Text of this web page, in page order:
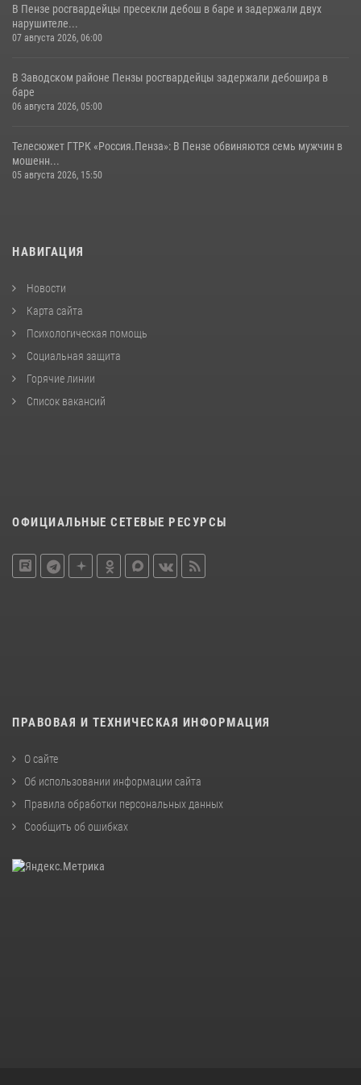
В Пензе росгвардейцы пресекли дебош в баре и задержали двух
нарушителе...
07 августа 2026, 06:00
В Заводском районе Пензы росгвардейцы задержали дебошира в
баре
06 августа 2026, 05:00
Телесюжет ГТРК «Россия.Пенза»: В Пензе обвиняются семь мужчин в
мошенн...
05 августа 2026, 15:50
НАВИГАЦИЯ
Новости
Карта сайта
Психологическая помощь
Социальная защита
Горячие линии
Список вакансий
ОФИЦИАЛЬНЫЕ СЕТЕВЫЕ РЕСУРСЫ
ПРАВОВАЯ И ТЕХНИЧЕСКАЯ ИНФОРМАЦИЯ
О сайте
Об использовании информации сайта
Правила обработки персональных данных
Сообщить об ошибках